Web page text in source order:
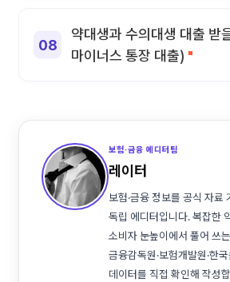
약대생과 수의대생 대출 받
마이너스 통장 대출)
보험·금융 에디터팀
레이터
보험·금융 정보를 공식 자료
독립 에디터입니다. 복잡한
소비자 눈높이에서 풀어 쓰
금융감독원·보험개발원·한
데이터를 직접 확인해 작성